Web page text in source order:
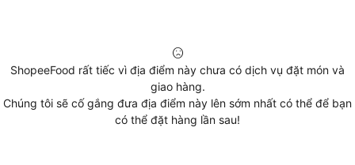
ShopeeFood rất tiếc vì địa điểm này chưa có dịch vụ đặt món và
giao hàng.
Chúng tôi sẽ cố gắng đưa địa điểm này lên sớm nhất có thể để bạn
có thể đặt hàng lần sau!